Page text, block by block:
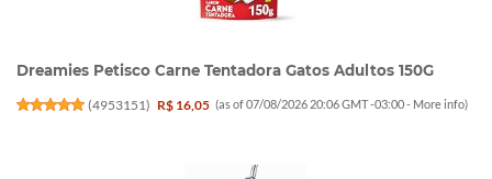
Dreamies Petisco Carne Tentadora Gatos Adultos 150G
(4953151) R$ 16,05 (as of 07/08/2026 20:06 GMT -03:00 - More info)